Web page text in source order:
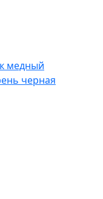
медный
черная